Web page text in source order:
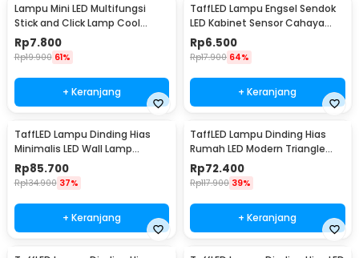
Lampu Mini LED Multifungsi
Stick and Click Lamp Cool
White 6.5cm - LL003
Rp7.800
Rp19.900 61%
+ Keranjang
TaffLED Lampu Engsel Sendok
LED Kabinet Sensor Cahaya
Cool White 12V - XYD
Rp6.500
Rp17.900 64%
+ Keranjang
TaffLED Lampu Dinding Hias
Minimalis LED Wall Lamp
Aluminium 12W Warm White -
B1001
Rp85.700
Rp134.900 37%
+ Keranjang
TaffLED Lampu Dinding Hias
Rumah LED Modern Triangle
Aluminium 3W - ABD-3W-SJX
Rp72.400
Rp117.900 39%
+ Keranjang